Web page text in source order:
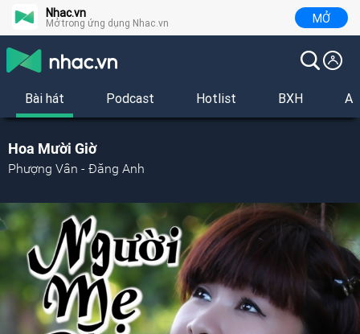
Nhac.vn
Mở trong ứng dụng Nhac.vn MỞ
Bài hát Podcast Hotlist BXH
Hoa Mười Giờ
Phượng Vân - Đăng Anh